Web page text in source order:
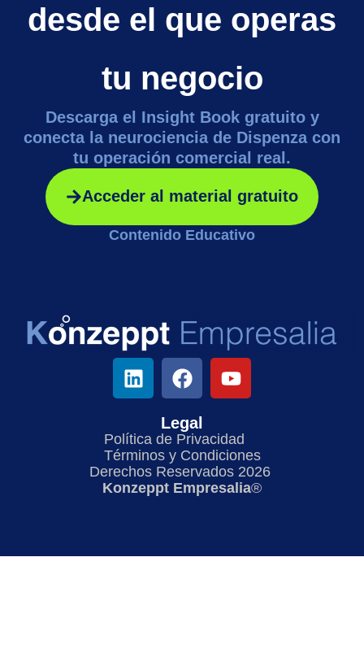
desde el que operas
tu negocio
Descarga el Insight Book gratuito y
conecta la neurociencia de Dispenza con
tu operación comercial real.
Acceder al material gratuito
Contenido Educativo
Legal
Política de Privacidad
Términos y Condiciones
Derechos Reservados 2026
Konzeppt Empresalia®